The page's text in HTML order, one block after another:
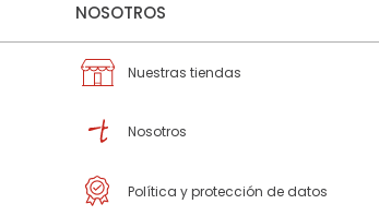
NOSOTROS
Nuestras tiendas
Nosotros
Política y protección de datos